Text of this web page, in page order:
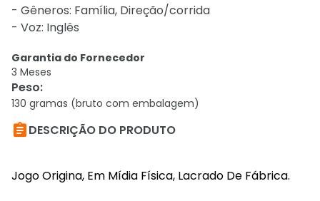
- Gêneros: Família, Direção/corrida
- Voz: Inglês
Garantia do Fornecedor
3 Meses
Peso:
130 gramas (bruto com embalagem)
DESCRIÇÃO DO PRODUTO
Jogo Origina, Em Mídia Física, Lacrado De Fábrica.